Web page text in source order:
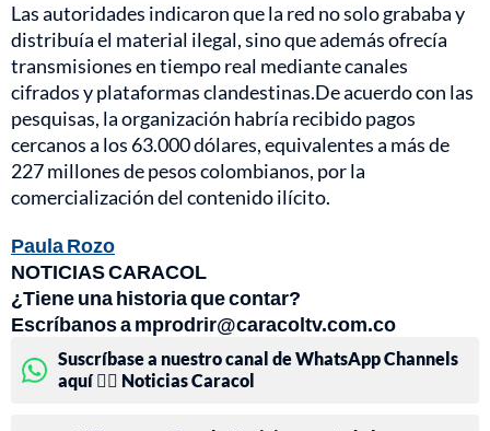
Las autoridades indicaron que la red no solo grababa y
distribuía el material ilegal, sino que además ofrecía
transmisiones en tiempo real mediante canales
cifrados y plataformas clandestinas.De acuerdo con las
pesquisas, la organización habría recibido pagos
cercanos a los 63.000 dólares, equivalentes a más de
227 millones de pesos colombianos, por la
comercialización del contenido ilícito.
Paula Rozo
NOTICIAS CARACOL
¿Tiene una historia que contar?
Escríbanos a mprodrir@caracoltv.com.co
Suscríbase a nuestro canal de WhatsApp Channels
aquí 👉🏻 Noticias Caracol